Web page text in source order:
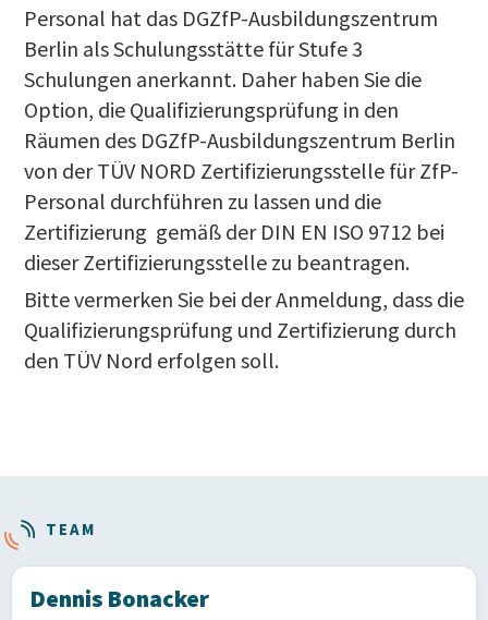
Personal hat das DGZfP-Ausbildungszentrum
Berlin als Schulungsstätte für Stufe 3
Schulungen anerkannt. Daher haben Sie die
Option, die Qualifizierungsprüfung in den
Räumen des DGZfP-Ausbildungszentrum Berlin
von der TÜV NORD Zertifizierungsstelle für ZfP-
Personal durchführen zu lassen und die
Zertifizierung gemäß der DIN EN ISO 9712 bei
dieser Zertifizierungsstelle zu beantragen.
Bitte vermerken Sie bei der Anmeldung, dass die
Qualifizierungsprüfung und Zertifizierung durch
den TÜV Nord erfolgen soll.
TEAM
Dennis Bonacker